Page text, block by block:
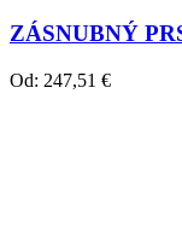
ZÁSNUBNÝ
Od: 247,51 €